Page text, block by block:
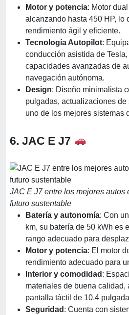
Motor y potencia: Motor
alcanzando hasta 450 HP, lo
rendimiento ágil y eficiente.
Tecnología Autopilot:
conducción asistida de
capacidades avanzadas de
navegación autónoma.
Design: Diseño minimalista
pulgadas, actualizaciones
uno de los mejores sistemas
6. JAC E J7
JAC E J7 entre los mejores autos
futuro sustentable
Batería y autonomía: Con
km, su batería de 50 kWh es
rango adecuado para
Motor y potencia: El motor
rendimiento adecuado para
Interior y comodidad :
materiales de buena calidad,
pantalla táctil de 10,4
Seguridad : Cuenta con